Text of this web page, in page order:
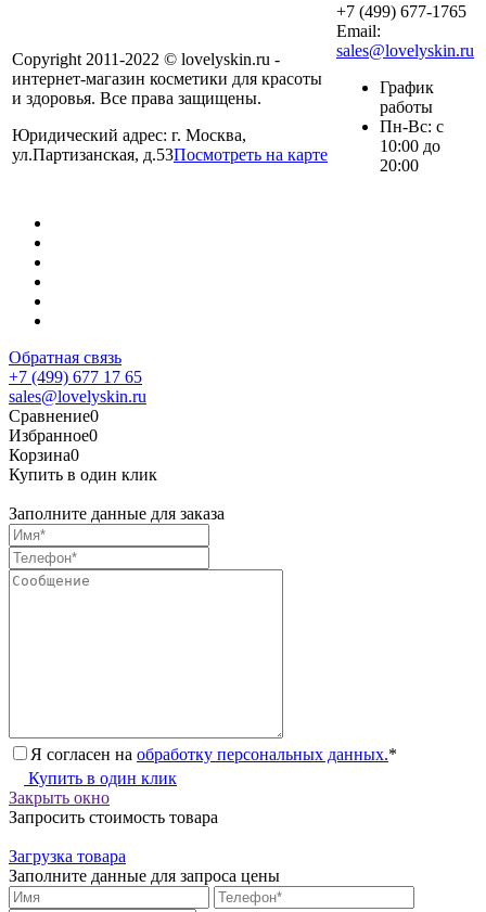
Copyright 2011-2022 © lovelyskin.ru -
интернет-магазин косметики для красоты
и здоровья. Все права защищены.
Юридический адрес: г. Москва,
ул.Партизанская, д.53Посмотреть на карте
+7 (499) 677-1765
Email:
sales@lovelyskin.ru
График
работы
Пн-Вс: с
10:00 до
20:00
Обратная связь
+7 (499) 677 17 65
sales@lovelyskin.ru
Сравнение0
Избранное0
Корзина0
Купить в один клик
Заполните данные для заказа
Я согласен на обработку персональных данных.*
Купить в один клик
Закрыть окно
Запросить стоимость товара
Загрузка товара
Заполните данные для запроса цены